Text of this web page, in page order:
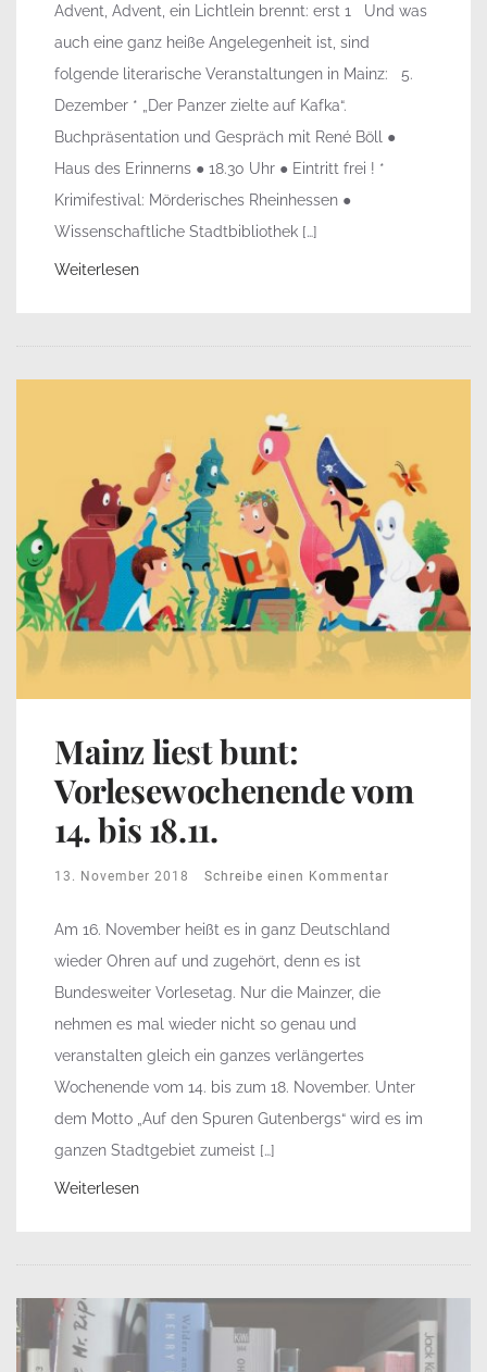
Advent, Advent, ein Lichtlein brennt: erst 1 Und was
auch eine ganz heiße Angelegenheit ist, sind
folgende literarische Veranstaltungen in Mainz: 5.
Dezember * „Der Panzer zielte auf Kafka“.
Buchpräsentation und Gespräch mit René Böll ●
Haus des Erinnerns ● 18.30 Uhr ● Eintritt frei ! *
Krimifestival: Mörderisches Rheinhessen ●
Wissenschaftliche Stadtbibliothek […]
Weiterlesen
Mainz liest bunt:
Vorlesewochenende vom
14. bis 18.11.
13. November 2018 Schreibe einen Kommentar
Am 16. November heißt es in ganz Deutschland
wieder Ohren auf und zugehört, denn es ist
Bundesweiter Vorlesetag. Nur die Mainzer, die
nehmen es mal wieder nicht so genau und
veranstalten gleich ein ganzes verlängertes
Wochenende vom 14. bis zum 18. November. Unter
dem Motto „Auf den Spuren Gutenbergs“ wird es im
ganzen Stadtgebiet zumeist […]
Weiterlesen